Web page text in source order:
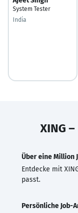
System Tester
India
XING
Über eine Million
Entdecke mit
passt.
Persönliche Job-